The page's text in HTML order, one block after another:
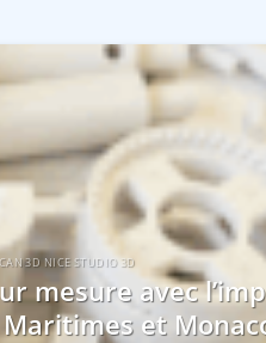
3D NICE STUDIO 3D
mesure avec
et